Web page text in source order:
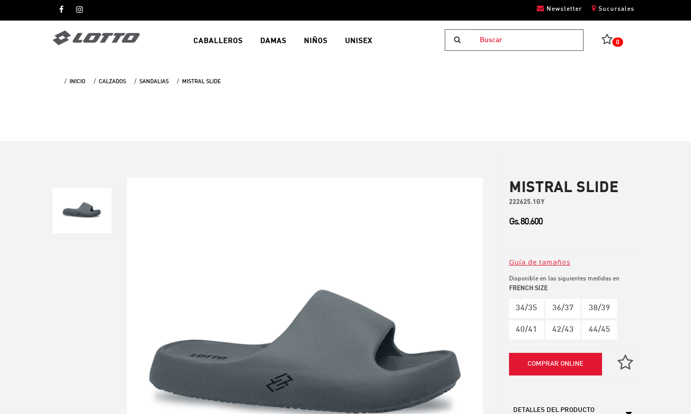
Newsletter Sucursales
0
CABALLEROS DAMAS NIÑOS UNISEX
INICIO CALZADOS SANDALIAS MISTRAL SLIDE
MISTRAL SLIDE
222625.1GY
Gs. 80.600
Guía de tamaños
Disponible en las siguientes medidas en
FRENCH SIZE
34/35 36/37 38/39
40/41 42/43 44/45
COMPRAR ONLINE
DETALLES DEL PRODUCTO